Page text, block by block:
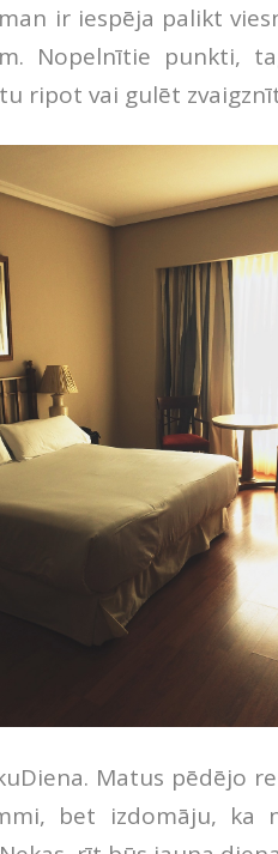
ir iespēja palikt
Nopelnītie punkti,
ripot vai gulēt
Matus pēdējo
bet izdomāju, ka